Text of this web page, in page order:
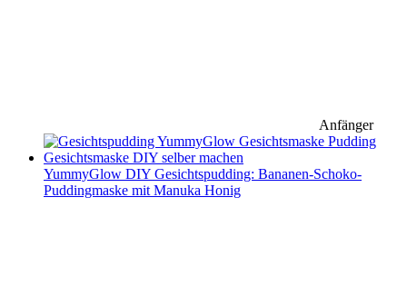
Anfänger
YummyGlow DIY Gesichtspudding: Bananen-Schoko-
Puddingmaske mit Manuka Honig